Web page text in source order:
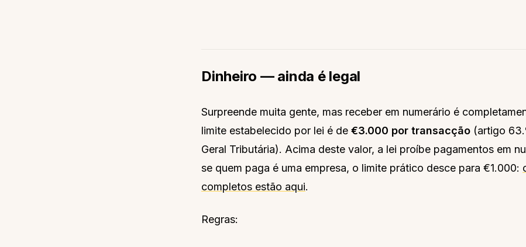
Dinheiro — ainda é legal
Surpreende muita gente, mas receber em numerário é
limite estabelecido por lei é de €3.000 por transacção (artigo
Geral Tributária). Acima deste valor, a lei proíbe pagamentos em
se quem paga é uma empresa, o limite prático desce para €1.000:
completos estão aqui.
Regras: